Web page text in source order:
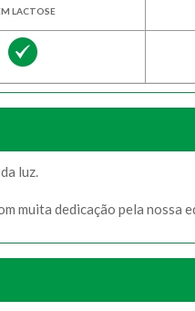
LACTOSE
luz.
muita dedicação pela nossa